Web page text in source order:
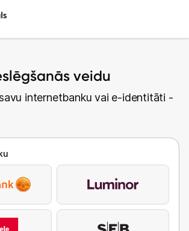
veidu
internetbanku vai e-identitāti -